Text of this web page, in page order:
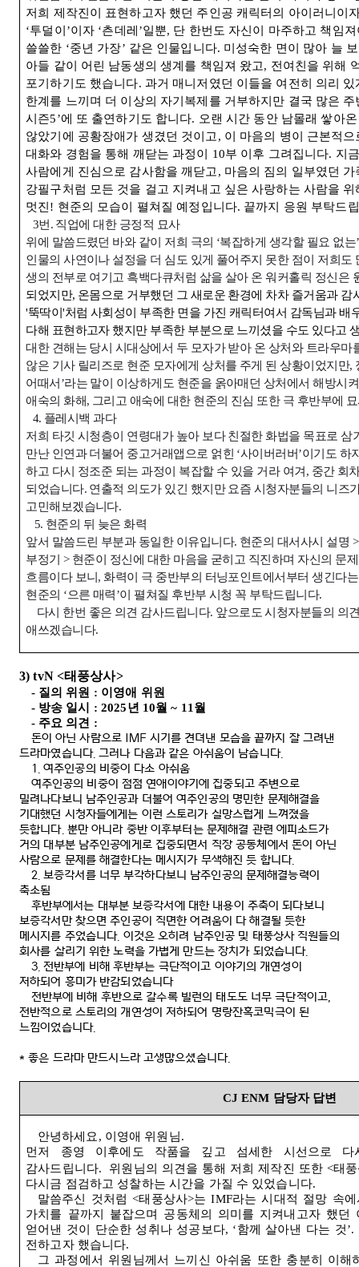
저희 제작진이 표현하고자 했던 주인공 캐릭터의 아이러니이
‘투덜이 ’이자 ‘츤데레 ’일뿐, 단 한번도 자신이 마주하고 책임
쓸쓸한 ‘중년 가장’ 같은 인물입니다. 미성숙한 면이 많아 늘
아들 같이 어린 남동생의 생계를 책임져 왔고, 전여친을 위해
포기하기도 했습니다. 과거 매니저였던 이들을 여전히 의리
한계를 느끼며 더 이상의 자기복제를 거부하지만 결국 많은
시즌5’에 또 출연하기도 합니다. 오랜 시간 동안 남몰래 쌓아
않았기에 공황장애가 생겼던 것이고 , 이 마음의 병이 근본적
대화와 경험을 통해 깨닫는 과정이 10부 이후 그려집니다. 지
사람에게 진심으로 감사함을 깨닫고 , 마음의 짐의 일부였던
강필구처럼 모든 것을 걸고 지켜내고 싶은 사랑하는 사람을
멋진 ! 현준의 모습이 펼쳐질 예정입니다. 끝까지 응원 부탁드
3번 . 직업에 대한 긍정적 묘사
위에 말씀드렸던 바와 같이 저희 극의 ‘복잡하게 생각할 필요 없는
인물의 사연이나 설정을 더 심도 있게 풀어주지 못한 점이 저희도
생의 전부로 여기고 흑백다큐처럼 삶을 살아 온 워커홀릭 정신은
되었지만, 온몸으로 거부했던 그 새로운 환경에 차차 즐거움과 감
'뚝딱이'처럼 사회성이 부족한 면을 가진 캐릭터여서 감독님과 배
다해 표현하고자 했지만 부족한 부분으로 느끼셨을 수도 있다고
대한 견해는 당시 시대상에서 두 모자가 받아 온 상처와 트라우마
않은 기사 릴리즈로 현준 모자에게 상처를 주게 된 상황이었지만,
어때서 ’라는 말이 이상하게도 현준을 옭아매던 상처에서 해방시
애숙의 화해, 그리고 애숙에 대한 현준의 진심 또한 극 후반부에
4. 플레시백 과다
저희 타깃 시청층이 연령대가 높아 보다 친절한 화법을 목표로 삼
만난 인연과 더불어 중고거래앱으로 얽힌 ‘사이버러버’이기도 하
하고 다시 정조준 되는 과정이 복잡할 수 있을 거라 여겨 , 중간 회
되었습니다. 연출적 의도가 있긴 했지만 요즘 시청자분들의 니즈
고민해보겠습니다.
5. 현준의 뒤 늦은 화력
앞서 말씀드린 부분과 동일한 이유입니다. 현준의 대서사시 설명
부정기> 현준이 정신에 대한 마음을 굳히고 직진하며 자신의 문
흐름이다 보니 , 화력이 극 중반부의 터닝포인트에서부터 생긴다
현준의 ‘으른 매력’이 펼쳐질 후반부 시청 꼭 부탁드립니다.
다시 한번 좋은 의견 감사드립니다. 앞으로도 시청자분들의 의
애쓰겠습니다.
3) tvN <태풍상사>
- 질의 위원 : 이영애 위원
- 방송 일시 : 2025년 10월~ 11 월
- 주요 의견 :
돈이 아닌 사람으로 IMF 시기를 견뎌낸 모습을 끝까지 잘 그려낸
드라마였습니다.그러나 다음과 같은 아쉬움이 남습니다.
1.여주인공의 비중이 다소 아쉬움
여주인공의 비중이 점점 연애이야기에 집중되고 주변으로
밀려나다보니 남주인공과 더불어 여주인공의 명민한 문제해결을
기대했던 시청자들에게는 이런 스토리가 실망스럽게 느껴졌을
듯합니다. 뿐만 아니라 중반 이후부터는 문제해결 관련 에피소드가
거의 대부분 남주인공에게로 집중되면서 직장 공동체에서 돈이 아닌
사람으로 문제를 해결한다는 메시지가 무색해진 듯 합니다.
2.보증각서를 너무 부각하다보니 남주인공의 문제해결능력이
축소됨
후반부에서는 대부분 보증각서에 대한 내용이 주축이 되다보니
보증각서만 찾으면 주인공이 직면한 어려움이 다 해결될 듯한
메시지를 주었습니다. 이것은 오히려 남주인공 및 태풍상사 직원들의
회사를 살리기 위한 노력을 가볍게 만드는 장치가 되었습니다.
3.전반부에 비해 후반부는 극단적이고 이야기의 개연성이
저하되어 흥미가 반감되었습니다
전반부에 비해 후반으로 갈수록 빌런의 태도도 너무 극단적이고,
전반적으로 스토리의 개연성이 저하되어 명랑잔혹코믹극이 된
느낌이었습니다.
*좋은 드라마 만드시느라 고생많으셨습니다.
CJ ENM 담당자 답변
안녕하세요 , 이영애 위원님.
먼저 종영 이후에도 작품을 깊고 섬세한 시선으로
감사드립니다. 위원님의 의견을 통해 저희 제작진 또한<태
다시금 점검하고 성찰하는 시간을 가질 수 있었습니다.
말씀주신 것처럼 <태풍상사>는 IMF라는 시대적 절망 속에
가치를 끝까지 붙잡으며 공동체의 의미를 지켜내고자 했던
얻어낸 것이 단순한 성취나 성공보다, ‘함께 살아낸 다는 것’.
전하고자 했습니다.
그 과정에서 위원님께서 느끼신 아쉬움 또한 충분히 이해